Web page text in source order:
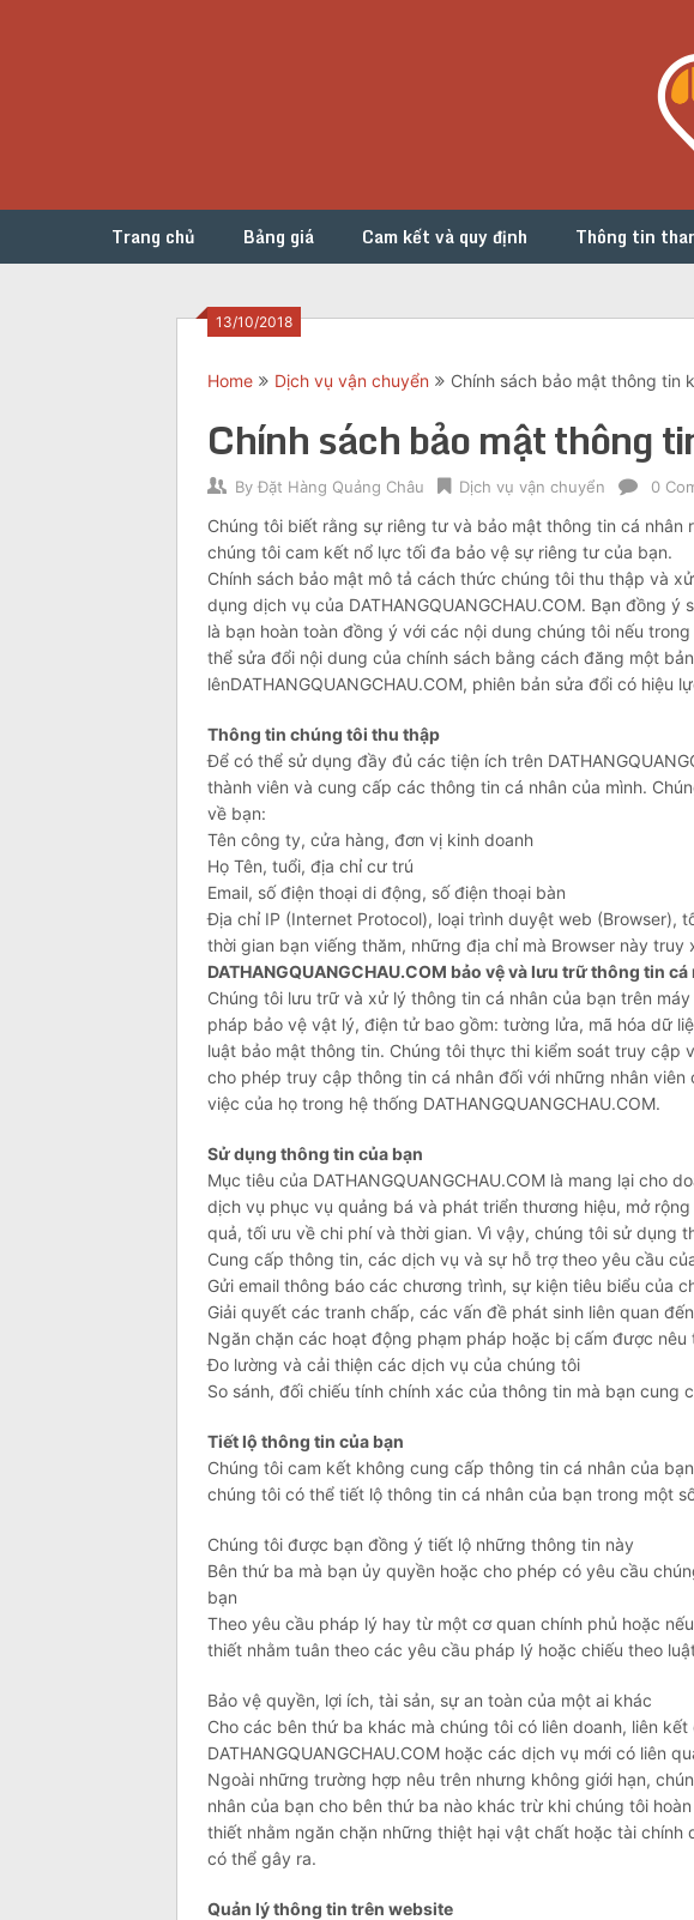
Trang chủ Bảng giá Cam kết và quy định Thông tin
13/10/2018
Home Dịch vụ vận chuyển Chính sách bảo mật thông tin
Chính sách bảo mật thông
By Đặt Hàng Quảng Châu Dịch vụ vận chuyển 0
Chúng tôi biết rằng sự riêng tư và bảo mật thông tin cá
chúng tôi cam kết nổ lực tối đa bảo vệ sự riêng tư của bạn.
Chính sách bảo mật mô tả cách thức chúng tôi thu thập và
dụng dịch vụ của DATHANGQUANGCHAU.COM. Bạn đồng
là bạn hoàn toàn đồng ý với các nội dung chúng tôi nếu trong
thể sửa đổi nội dung của chính sách bằng cách đăng một
lênDATHANGQUANGCHAU.COM, phiên bản sửa đổi có hiệu
Thông tin chúng tôi thu thập
Để có thể sử dụng đầy đủ các tiện ích trên
thành viên và cung cấp các thông tin cá nhân của mình.
về bạn:
Tên công ty, cửa hàng, đơn vị kinh doanh
Họ Tên, tuổi, địa chỉ cư trú
Email, số điện thoại di động, số điện thoại bàn
Địa chỉ IP (Internet Protocol), loại trình duyệt web (Browser),
thời gian bạn viếng thăm, những địa chỉ mà Browser này truy
DATHANGQUANGCHAU.COM bảo vệ và lưu trữ thông tin
Chúng tôi lưu trữ và xử lý thông tin cá nhân của bạn trên
pháp bảo vệ vật lý, điện tử bao gồm: tường lửa, mã hóa dữ
luật bảo mật thông tin. Chúng tôi thực thi kiểm soát truy cập
cho phép truy cập thông tin cá nhân đối với những nhân viên
việc của họ trong hệ thống DATHANGQUANGCHAU.COM.
Sử dụng thông tin của bạn
Mục tiêu của DATHANGQUANGCHAU.COM là mang lại cho
dịch vụ phục vụ quảng bá và phát triển thương hiệu, mở
quả, tối ưu về chi phí và thời gian. Vì vậy, chúng tôi sử dụng
Cung cấp thông tin, các dịch vụ và sự hỗ trợ theo yêu cầu
Gửi email thông báo các chương trình, sự kiện tiêu biểu của
Giải quyết các tranh chấp, các vấn đề phát sinh liên quan
Ngăn chặn các hoạt động phạm pháp hoặc bị cấm được
Đo lường và cải thiện các dịch vụ của chúng tôi
So sánh, đối chiếu tính chính xác của thông tin mà bạn cung
Tiết lộ thông tin của bạn
Chúng tôi cam kết không cung cấp thông tin cá nhân của
chúng tôi có thể tiết lộ thông tin cá nhân của bạn trong một
Chúng tôi được bạn đồng ý tiết lộ những thông tin này
Bên thứ ba mà bạn ủy quyền hoặc cho phép có yêu cầu
bạn
Theo yêu cầu pháp lý hay từ một cơ quan chính phủ hoặc
thiết nhằm tuân theo các yêu cầu pháp lý hoặc chiếu theo
Bảo vệ quyền, lợi ích, tài sản, sự an toàn của một ai khác
Cho các bên thứ ba khác mà chúng tôi có liên doanh, liên
DATHANGQUANGCHAU.COM hoặc các dịch vụ mới có liên
Ngoài những trường hợp nêu trên nhưng không giới hạn,
nhân của bạn cho bên thứ ba nào khác trừ khi chúng tôi
thiết nhằm ngăn chặn những thiệt hại vật chất hoặc tài chính
có thể gây ra.
Quản lý thông tin trên website